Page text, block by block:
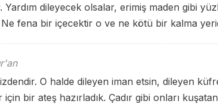
Yardım dileyecek olsalar, erimiş maden gibi
Ne fena bir içecektir o ve ne kötü bir kalma
O halde dileyen iman etsin, dileyen
bir ateş hazırladık. Çadır gibi onları